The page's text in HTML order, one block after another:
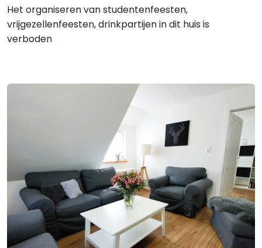
Het organiseren van studentenfeesten,
vrijgezellenfeesten, drinkpartijen in dit huis is
verboden